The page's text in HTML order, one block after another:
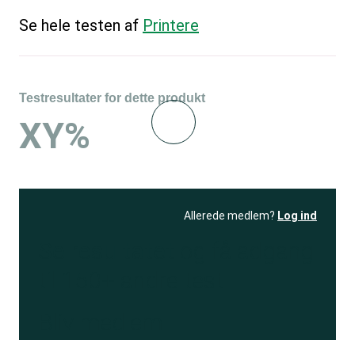
Se hele testen af Printere
Testresultater for dette produkt
XY%
Allerede medlem? Log ind